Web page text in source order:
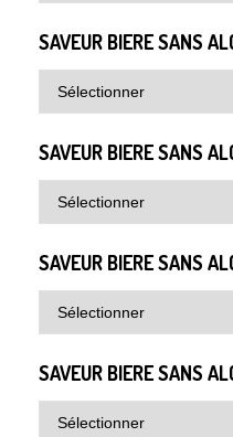
SAVEUR BIERE SANS
SAVEUR BIERE SANS
SAVEUR BIERE SANS
SAVEUR BIERE SANS